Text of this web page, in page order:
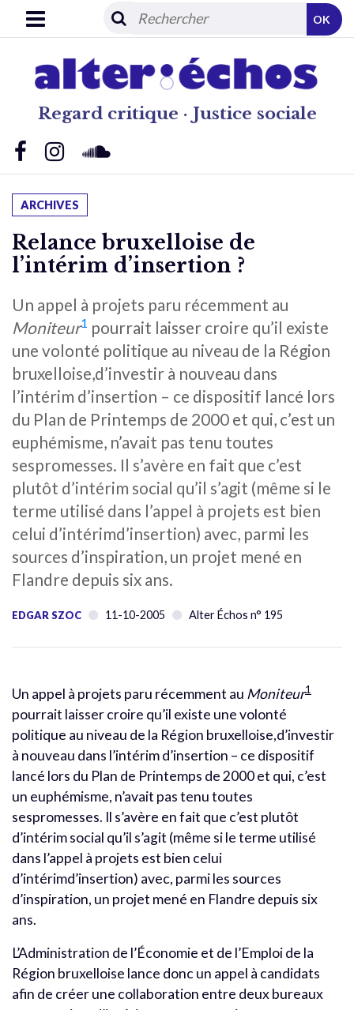
Regard critique · Justice sociale
OK
ARCHIVES
Relance bruxelloise de
l’intérim d’insertion ?
Un appel à projets paru récemment au
Moniteur1 pourrait laisser croire qu’il existe
une volonté politique au niveau de la Région
bruxelloise,d’investir à nouveau dans
l’intérim d’insertion – ce dispositif lancé lors
du Plan de Printemps de 2000 et qui, c’est un
euphémisme, n’avait pas tenu toutes
sespromesses. Il s’avère en fait que c’est
plutôt d’intérim social qu’il s’agit (même si le
terme utilisé dans l’appel à projets est bien
celui d’intérimd’insertion) avec, parmi les
sources d’inspiration, un projet mené en
Flandre depuis six ans.
EDGAR SZOC 11-10-2005 Alter Échos n° 195
Un appel à projets paru récemment au Moniteur1
pourrait laisser croire qu’il existe une volonté
politique au niveau de la Région bruxelloise,d’investir
à nouveau dans l’intérim d’insertion – ce dispositif
lancé lors du Plan de Printemps de 2000 et qui, c’est
un euphémisme, n’avait pas tenu toutes
sespromesses. Il s’avère en fait que c’est plutôt
d’intérim social qu’il s’agit (même si le terme utilisé
dans l’appel à projets est bien celui
d’intérimd’insertion) avec, parmi les sources
d’inspiration, un projet mené en Flandre depuis six
ans.
L’Administration de l’Économie et de l’Emploi de la
Région bruxelloise lance donc un appel à candidats
afin de créer une collaboration entre deux bureaux